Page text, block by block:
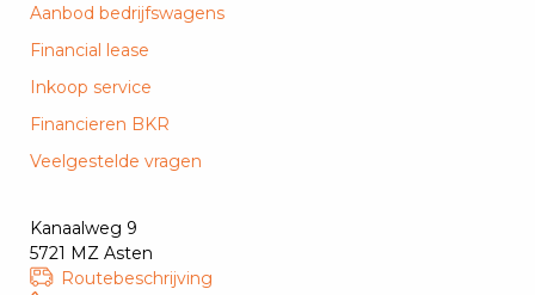
Aanbod bedrijfswagens
Financial lease
Inkoop service
Financieren BKR
Veelgestelde vragen
Kanaalweg 9
5721 MZ Asten
Routebeschrijving